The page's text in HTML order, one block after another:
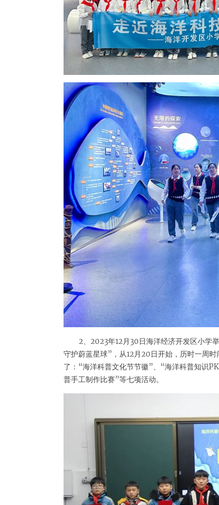
2、2023年12月30日海洋经济开发区小学
守护蔚蓝星球”，从12月20日开始，历时一周
了：“海洋科普文化节节徽”、“海洋科普知识
普手工制作比赛”等七项活动。